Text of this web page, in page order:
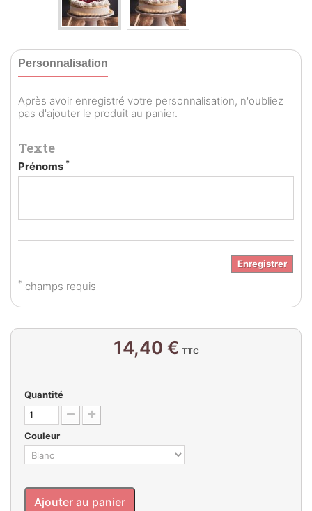
Personnalisation
Après avoir enregistré votre personnalisation, n'oubliez
pas d'ajouter le produit au panier.
Texte
Prénoms *
Enregistrer
* champs requis
14,40 € TTC
Quantité
Couleur
Ajouter au panier